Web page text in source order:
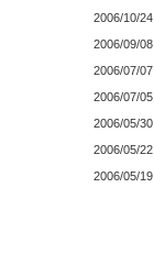
2006/10/24
2006/09/08
2006/07/07
2006/07/05
2006/05/30
2006/05/22
2006/05/19